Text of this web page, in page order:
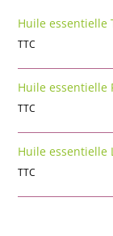
Huile essentielle
TTC
Huile essentielle
TTC
Huile essentielle
TTC